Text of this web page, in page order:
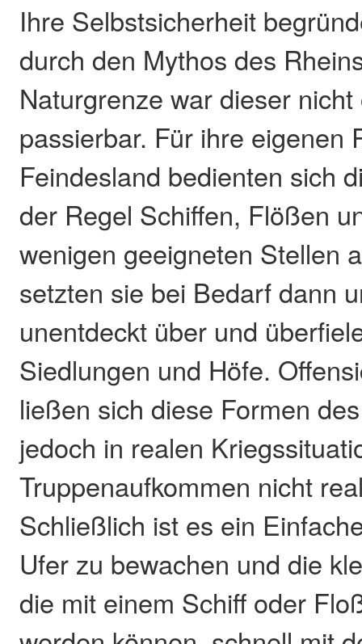
Ihre Selbstsicherheit
durch den Mythos des
Naturgrenze war dieser
passierbar. Für ihre eigenen
Feindesland bedienten sich
der Regel Schiffen, Flößen
wenigen geeigneten Stellen
setzten sie bei Bedarf dann
unentdeckt über und
Siedlungen und Höfe.
ließen sich diese Formen
jedoch in realen
Truppenaufkommen nicht
Schließlich ist es ein
Ufer zu bewachen und die
die mit einem Schiff oder